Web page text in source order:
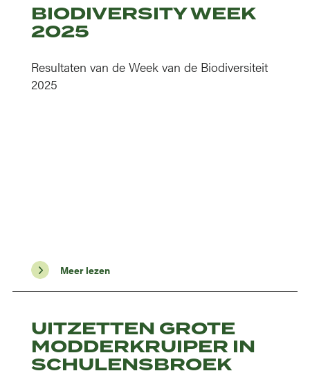
BIODIVERSITY WEEK
2025
Resultaten van de Week van de Biodiversiteit
2025
Meer lezen
UITZETTEN GROTE
MODDERKRUIPER IN
SCHULENSBROEK